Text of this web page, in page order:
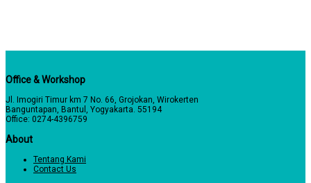
Office & Workshop
Jl. Imogiri Timur km 7 No. 66, Grojokan, Wirokerten
Banguntapan, Bantul, Yogyakarta. 55194
Office: 0274-4396759
About
Tentang Kami
Contact Us